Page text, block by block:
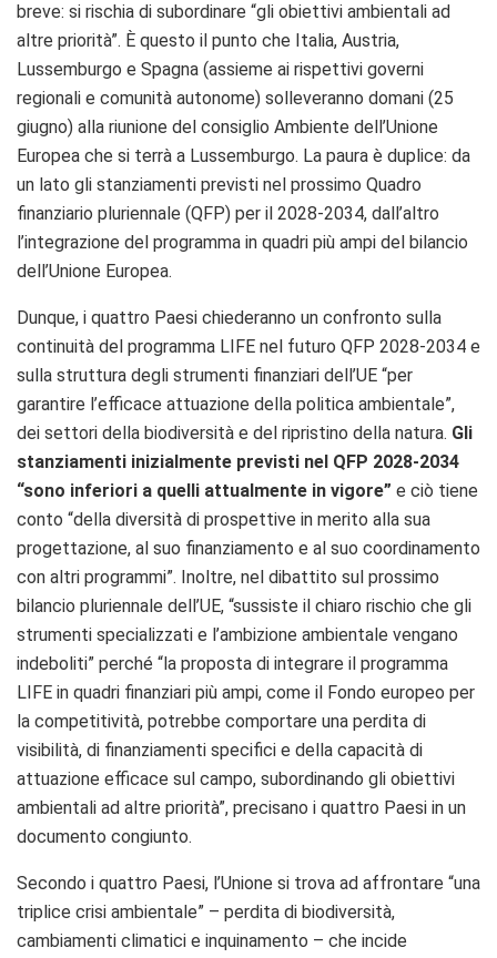
breve: si rischia di subordinare “gli obiettivi ambientali ad
altre priorità”. È questo il punto che Italia, Austria,
Lussemburgo e Spagna (assieme ai rispettivi governi
regionali e comunità autonome) solleveranno domani (25
giugno) alla riunione del consiglio Ambiente dell’Unione
Europea che si terrà a Lussemburgo. La paura è duplice: da
un lato gli stanziamenti previsti nel prossimo Quadro
finanziario pluriennale (QFP) per il 2028-2034, dall’altro
l’integrazione del programma in quadri più ampi del bilancio
dell’Unione Europea.
Dunque, i quattro Paesi chiederanno un confronto sulla
continuità del programma LIFE nel futuro QFP 2028-2034 e
sulla struttura degli strumenti finanziari dell’UE “per
garantire l’efficace attuazione della politica ambientale”,
dei settori della biodiversità e del ripristino della natura. Gli
stanziamenti inizialmente previsti nel QFP 2028-2034
“sono inferiori a quelli attualmente in vigore” e ciò tiene
conto “della diversità di prospettive in merito alla sua
progettazione, al suo finanziamento e al suo coordinamento
con altri programmi”. Inoltre, nel dibattito sul prossimo
bilancio pluriennale dell’UE, “sussiste il chiaro rischio che gli
strumenti specializzati e l’ambizione ambientale vengano
indeboliti” perché “la proposta di integrare il programma
LIFE in quadri finanziari più ampi, come il Fondo europeo per
la competitività, potrebbe comportare una perdita di
visibilità, di finanziamenti specifici e della capacità di
attuazione efficace sul campo, subordinando gli obiettivi
ambientali ad altre priorità”, precisano i quattro Paesi in un
documento congiunto.
Secondo i quattro Paesi, l’Unione si trova ad affrontare “una
triplice crisi ambientale” – perdita di biodiversità,
cambiamenti climatici e inquinamento – che incide